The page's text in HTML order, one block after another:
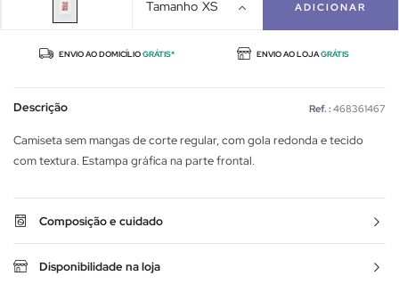
Tamanho XS ADICIONAR
ENVIO AO DOMICÍLIOGRÁTIS* ENVIO AO LOJAGRÁTIS
Descrição Ref. : 468361467
Camiseta sem mangas de corte regular, com gola redonda e tecido
com textura. Estampa gráfica na parte frontal.
Composição e cuidado
Disponibilidade na loja